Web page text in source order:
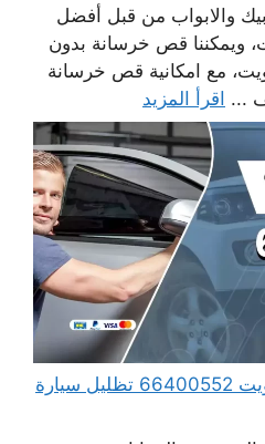
والابواب من قبل أفضل
ويمكننا قص خرسانة بدون
مع امكانية قص خرسانة
... اقرأ المزيد
تظليل سيارات متنقل الكويت 66400552 تظليل سيارة